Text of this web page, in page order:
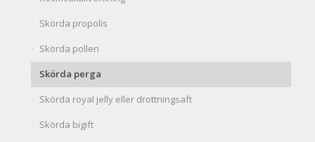
Skörda propolis
Skörda pollen
Skörda perga
Skörda royal jelly eller drottningsaft
Skörda bigift